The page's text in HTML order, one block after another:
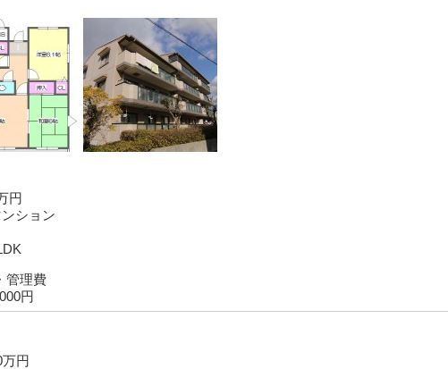
円
ション
管理費
円
万円